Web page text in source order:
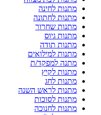
מתנות לחינה
מתנות לחתונה
מתנות שחרור
מתנות גיוס
מתנות תודה
מתנות למילואים
מתנה למפקד/ת
מתנות לקיץ
מתנות לחג
מתנות לראש השנה
מתנות לסוכות
מתנות לחנוכה